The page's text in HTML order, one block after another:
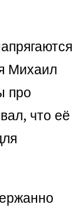
Михаил
про
что её